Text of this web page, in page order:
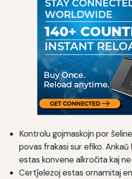
Kontrolu gojmaskojn por
povas frakasi sur efiko. Ankaŭ
estas konvene alkroĉita kaj
Certĵelezoj estas ornamitaj